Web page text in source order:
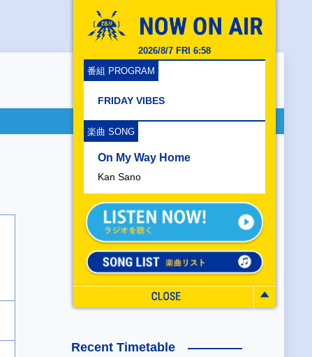
2026/8/7 FRI 6:58
番組 PROGRAM
FRIDAY VIBES
楽曲 SONG
On My Way Home
Kan Sano
Recent Timetable